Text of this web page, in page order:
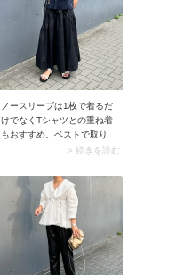
ノースリーブは1枚で着るだ
けでなくTシャツとの重ね着
もおすすめ。ベストで取り
入れれば、晩夏にマンネリ
変化をつけることも可能で
す。起毛感のあるベストを
選べば、秋らしいニュアン
スも生まれますよ。
> 続きを読む